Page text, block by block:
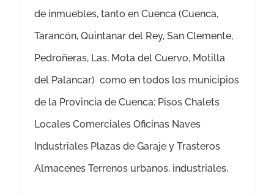
de inmuebles, tanto en Cuenca (Cuenca,
Tarancón, Quintanar del Rey, San Clemente,
Pedroñeras, Las, Mota del Cuervo, Motilla
del Palancar) como en todos los municipios
de la Provincia de Cuenca: Pisos Chalets
Locales Comerciales Oficinas Naves
Industriales Plazas de Garaje y Trasteros
Almacenes Terrenos urbanos, industriales,